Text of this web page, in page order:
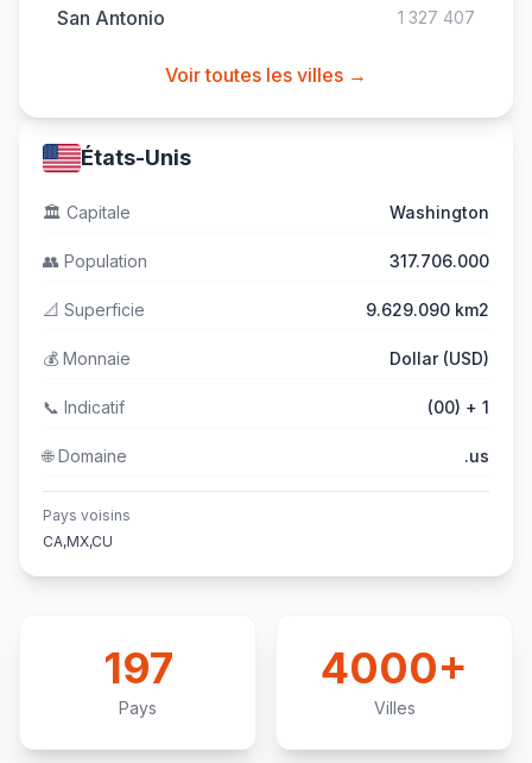
San Antonio 1 327 407
Voir toutes les villes →
États-Unis
🏛️ Capitale Washington
👥 Population 317.706.000
📐 Superficie 9.629.090 km2
💰 Monnaie Dollar (USD)
📞 Indicatif (00) + 1
🌐Domaine .us
Pays voisins
CA,MX,CU
197
Pays
4000+
Villes